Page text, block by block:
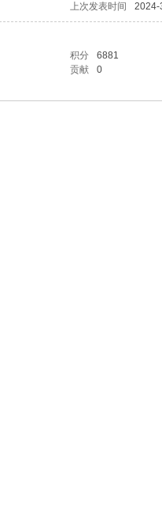
上次发表时间 2024-
积分
6881
贡献 0